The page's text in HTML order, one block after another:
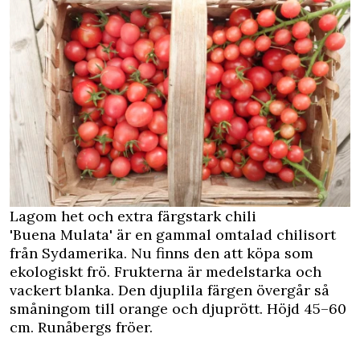
Lagom het och extra färgstark chili
'Buena Mulata' är en gammal omtalad chilisort
från Sydamerika. Nu finns den att köpa som
ekologiskt frö. Frukterna är medelstarka och
vackert blanka. Den djuplila färgen övergår så
småningom till orange och djuprött. Höjd 45–60
cm. Runåbergs fröer.